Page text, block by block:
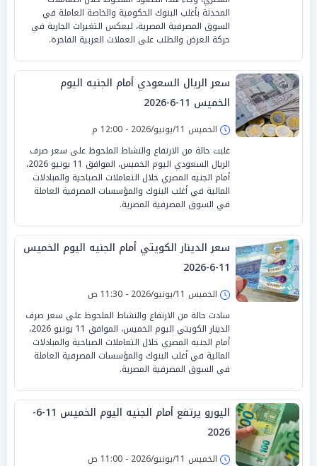
المحدثة بأغلب البنوك الحكومية والخاصة العاملة في
السوق المصرفية المصرية، ليعكس التغيرات الجارية في
حركة العرض والطلب على العملات العربية الفاخرة.
سعر الريال السعودي أمام الجنيه اليوم
الخميس 11-6-2026
الخميس 11/يونيو/2026 - 12:00 م
غلبت حالة من الارتفاع والنشاط الملحوظ على سعر صرف
الريال السعودي اليوم الخميس، الموافق 11 يونيو 2026،
أمام الجنيه المصري خلال التعاملات الصباحية والمبادلات
المالية في أغلب البنوك والمؤسسات المصرفية العاملة
في السوق المصرفية المصرية.
سعر الدينار الكويتي أمام الجنيه اليوم الخميس
11-6-2026
الخميس 11/يونيو/2026 - 11:30 ص
سادت حالة من الارتفاع والنشاط الملحوظ على سعر صرف
الدينار الكويتي اليوم الخميس، الموافق 11 يونيو 2026،
أمام الجنيه المصري خلال التعاملات الصباحية والمبادلات
المالية في أغلب البنوك والمؤسسات المصرفية العاملة
في السوق المصرفية المصرية.
اليورو يرتفع أمام الجنيه اليوم الخميس 11-6-
2026
الخميس 11/يونيو/2026 - 11:00 ص